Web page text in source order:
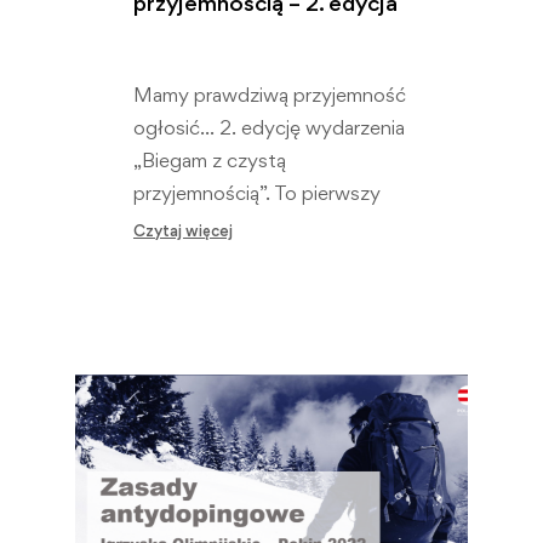
przyjemnością – 2. edycja
Mamy prawdziwą przyjemność
ogłosić… 2. edycję wydarzenia
„Biegam z czystą
przyjemnością”. To pierwszy
event w historii polskich imprez
Czytaj więcej